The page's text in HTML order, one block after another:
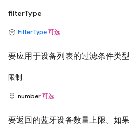
filterType
FilterType 可选
要应用于设备列表的过滤条件类
限制
number 可选
要返回的蓝牙设备数量上限。如